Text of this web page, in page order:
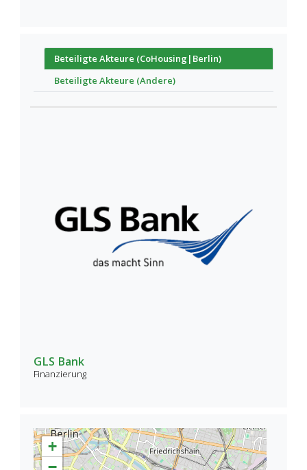
Beteiligte Akteure (CoHousing|Berlin)
Beteiligte Akteure (Andere)
GLS Bank
Finanzierung
+